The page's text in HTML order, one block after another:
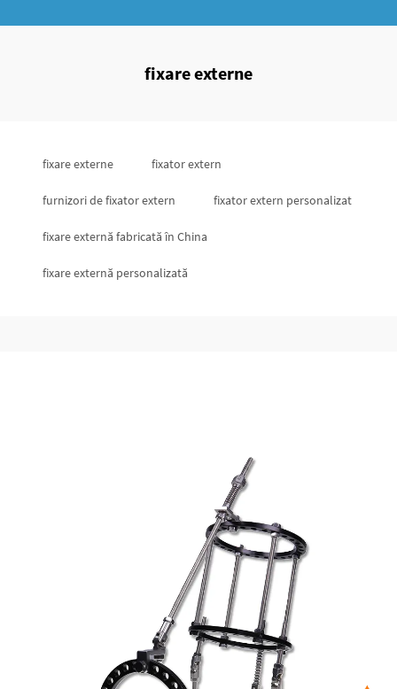
fixare externe
fixare externe fixator extern
furnizori de fixator extern fixator extern personalizat
fixare externă fabricată în China
fixare externă personalizată